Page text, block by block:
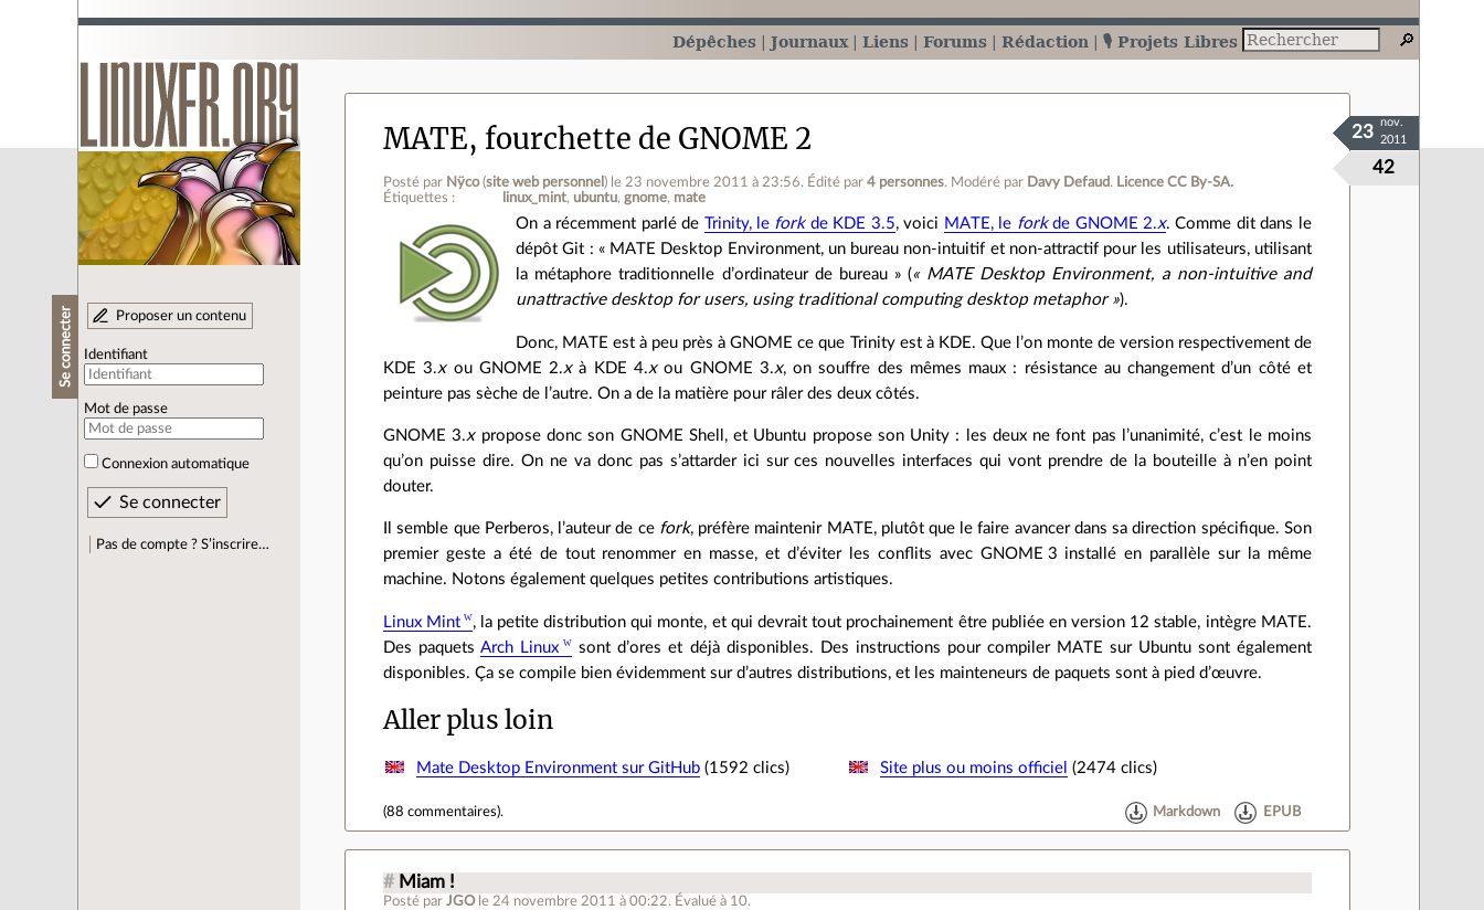
Dépêches Journaux Liens Forums Rédaction 🎙️ Projets Libres
Se connecter Proposer un contenu
Identifiant
Mot de passe
Connexion automatique
Pas de compte ? S’inscrire…
MATE, fourchette de GNOME 2
Posté par Nÿco(site web personnel ) le 23 novembre 2011 à 23:56. Édité par4 personnes. Modéré par Davy Defaud. Licence CC By‑SA.
Étiquettes :
linux_mint ubuntu gnome mate
42
23
nov.
2011
On a récemment parlé de Trinity, le forkde KDE 3.5, voici MATE, le forkde GNOME 2.x. Comme dit dans le
dépôt Git : « MATE Desktop Environment, un bureau non‐intuitif et non‐attractif pour les utilisateurs, utilisant
la métaphore traditionnelle d’ordinateur de bureau » ( « MATE Desktop Environment, a non‐intuitive and
unattractive desktop for users, using traditional computing desktop metaphor »).
Donc, MATE est à peu près à GNOME ce que Trinity est à KDE. Que l’on monte de version respectivement de
KDE 3.xou GNOME 2.xà KDE 4.xou GNOME 3.x, on souffre des mêmes maux : résistance au changement d’un côté et
peinture pas sèche de l’autre. On a de la matière pour râler des deux côtés.
GNOME 3.xpropose donc son GNOME Shell, et Ubuntu propose son Unity : les deux ne font pas l’unanimité, c’est le moins
qu’on puisse dire. On ne va donc pas s’attarder ici sur ces nouvelles interfaces qui vont prendre de la bouteille à n’en point
douter.
Il semble que Perberos, l’auteur de ce fork, préfère maintenir MATE, plutôt que le faire avancer dans sa direction spécifique. Son
premier geste a été de tout renommer en masse, et d’éviter les conflits avec GNOME 3 installé en parallèle sur la même
machine. Notons également quelques petites contributions artistiques.
Linux Mint
, la petite distribution qui monte, et qui devrait tout prochainement être publiée en version 12 stable, intègre MATE.
Des paquetsArch Linux
sont d’ores et déjà disponibles. Des instructions pour compiler MATE sur Ubuntu sont également
disponibles. Ça se compile bien évidemment sur d’autres distributions, et les mainteneurs de paquets sont à pied d’œuvre.
Aller plus loin
Mate Desktop Environment sur GitHub(1592 clics) Site plus ou moins officiel (2474 clics)
(88 commentaires). Markdown EPUB
# Miam !
Posté parJGO le 24 novembre 2011 à 00:22. Évalué à 10.